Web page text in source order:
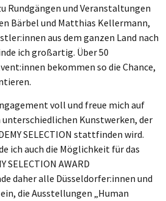
Rundgängen und Veranstaltungen
Bärbel und Matthias Kellermann,
aus dem ganzen Land nach
ich großartig. Über 50
bekommen so die Chance,
voll und freue mich auf
unterschiedlichen Kunstwerken, der
SELECTION stattfinden wird.
ich auch die Möglichkeit für das
SELECTION AWARD
daher alle Düsseldorfer:innen und
die Ausstellungen „Human